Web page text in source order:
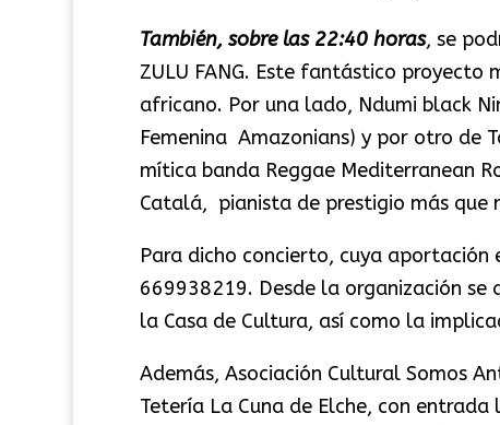
También, sobre las 22:40 horas, se
ZULU FANG. Este fantástico
africano. Por una lado, Ndumi black
Femenina Amazonians) y por otro de
mítica banda Reggae Mediterranean
Catalá, pianista de prestigio más que
Para dicho concierto, cuya
669938219. Desde la organización
la Casa de Cultura, así como la
Además, Asociación Cultural Somos
Tetería La Cuna de Elche, con